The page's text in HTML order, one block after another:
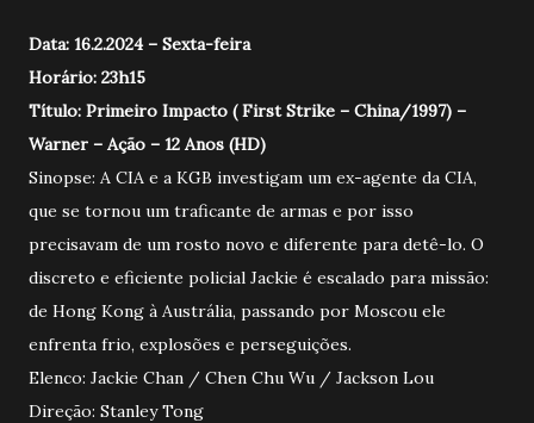
Data: 16.2.2024 – Sexta-feira
Horário: 23h15
Título: Primeiro Impacto ( First Strike – China/1997) –
Warner – Ação – 12 Anos (HD)
Sinopse: A CIA e a KGB investigam um ex-agente da CIA,
que se tornou um traficante de armas e por isso
precisavam de um rosto novo e diferente para detê-lo. O
discreto e eficiente policial Jackie é escalado para missão:
de Hong Kong à Austrália, passando por Moscou ele
enfrenta frio, explosões e perseguições.
Elenco: Jackie Chan / Chen Chu Wu / Jackson Lou
Direção: Stanley Tong